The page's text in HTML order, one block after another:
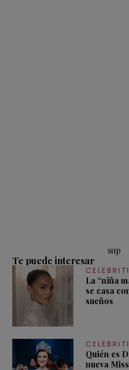
sup
Te puede interesar
La “niña
se casa
sueños
Quién es
nueva